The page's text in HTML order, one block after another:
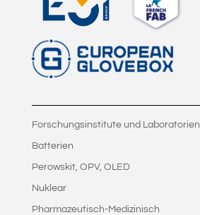
Forschungsinstitute und Laboratorien
Batterien
Perowskit, OPV, OLED
Nuklear
Pharmazeutisch-Medizinisch